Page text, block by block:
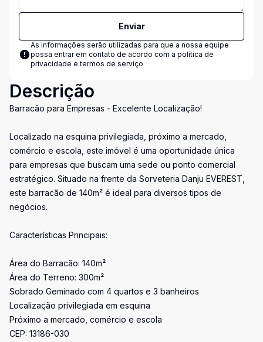
Enviar
As informações serão utilizadas para que a nossa equipe
possa entrar em contato de acordo com a política de
privacidade e termos de serviço
Descrição
Barracão para Empresas - Excelente Localização!
Localizado na esquina privilegiada, próximo a mercado,
comércio e escola, este imóvel é uma oportunidade única
para empresas que buscam uma sede ou ponto comercial
estratégico. Situado na frente da Sorveteria Danju EVEREST,
este barracão de 140m² é ideal para diversos tipos de
negócios.
Características Principais:
Área do Barracão: 140m²
Área do Terreno: 300m²
Sobrado Geminado com 4 quartos e 3 banheiros
Localização privilegiada em esquina
Próximo a mercado, comércio e escola
CEP: 13186-030